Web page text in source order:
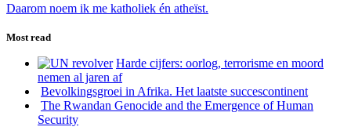
Daarom noem ik me katholiek én atheïst.
Most read
Harde cijfers: oorlog, terrorisme en moord
nemen al jaren af
Bevolkingsgroei in Afrika. Het laatste succescontinent
The Rwandan Genocide and the Emergence of Human
Security